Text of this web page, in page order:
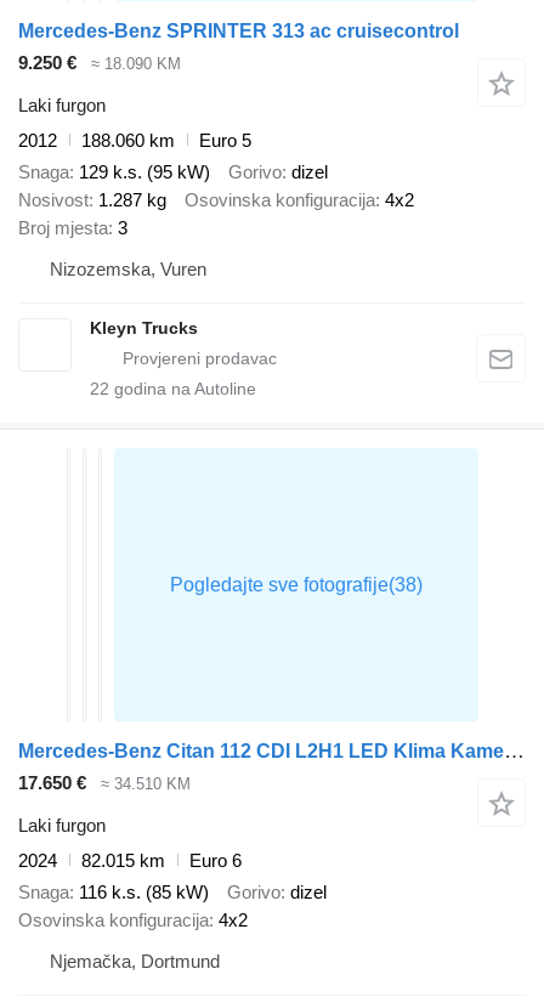
Mercedes-Benz SPRINTER 313 ac cruisecontrol
9.250 €
≈ 18.090 KM
Laki furgon
2012
188.060 km
Euro 5
Snaga 129 k.s. (95 kW) Gorivo dizel
Nosivost 1.287 kg Osovinska konfiguracija 4x2
Broj mjesta 3
Nizozemska, Vuren
Kleyn Trucks
22 godina na Autoline
Mercedes-Benz Citan 112 CDI L2H1 LED Klima Kamera Tempomat Parkensensoren Euro
17.650 € ≈ 34.510 KM
Laki furgon
2024
82.015 km
Euro 6
Snaga 116 k.s. (85 kW) Gorivo dizel
Osovinska konfiguracija 4x2
Njemačka, Dortmund